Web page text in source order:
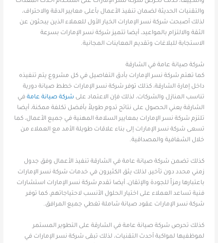
والتقنيات الحديثة لضمان تنفيذ الأعمال بأعلى معايير الدقة والاحتراف،
لذلك أصبحت شركة نسر الإمارات الخيار الأول للعملاء الذين يبحثون عن
الثقة والالتزام بالمواعيد، أيضا تتميز شركة نسر الإمارات بسرعة
الاستجابة للبلاغات وتقديم المعاينات المجانية.
شركة صيانة عامة في الشارقة
كما تهتم شركة نسر الإمارات بأدق التفاصيل في كل مشروع يتم تنفيذه
داخل إمارة الشارقة، كذلك توفر شركة نسر الإمارات خطط صيانة دورية
تناسب المنازل والشركات، لذلك فإن الاعتماد على شركة صيانة عامةفي
الشارقة يعني الحصول على نتائج تدوم طويلاً بأفضل تكلفة ممكنة، أيضا
تلتزم شركة نسر الإمارات بمعايير السلامة المهنية في جميع الأعمال، كما
تسعى شركة نسر الإمارات إلى بناء علاقات طويلة الأمد مع العملاء من
خلال الشفافية والمصداقية.
كذلك تضمن شركة صيانة عامة في الشارقة تنفيذ الأعمال وفق جدول
زمني محدد دون تأخير، لذلك يثق الكثيرون في خدمات شركة نسر الإمارات
باعتبارها رمزاً للجودة والإتقان، أيضا تقدم شركة نسر الإمارات استشارات
فنية تساعد العملاء على اختيار الحلول الأنسب لاحتياجاتهم، كما توفر
شركة نسر الإمارات عقود صيانة شاملة تغطي جميع المرافق.
كذلك تحرص شركة صيانة عامة في الشارقة على التطوير المستمر
لموظفيها لمواكبة أحدث التقنيات، لذلك تبقى شركة نسر الإمارات في